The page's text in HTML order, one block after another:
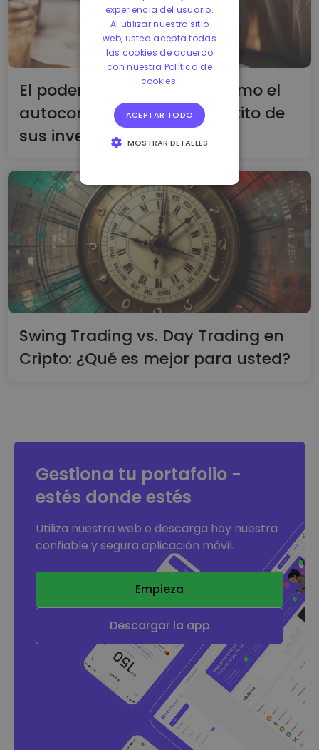
El poder de la disciplina: Cómo el
autocontrol determina el éxito de
sus inversiones
Swing Trading vs. Day Trading en
Cripto: ¿Qué es mejor para usted?
Gestiona tu portafolio -
estés donde estés
Utiliza nuestra web o descarga hoy nuestra
confiable y segura aplicación móvil.
Empieza
Descargar la app
experiencia del usuario.
Al utilizar nuestro sitio
web, usted acepta todas
las cookies de acuerdo
con nuestra Política de
cookies.
ACEPTAR TODO
MOSTRAR DETALLES
NECESARIAS
COOKIES DE
RENDIMIENTO
COOKIES DE
PREFERENCIAS
COOKIES DE
FUNCIONALIDAD